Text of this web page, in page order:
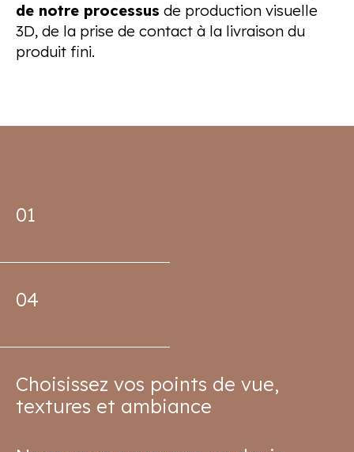
de notre processus de production visuelle
3D, de la prise de contact à la livraison du
produit fini.
01
04
Choisissez vos points de vue,
textures et ambiance